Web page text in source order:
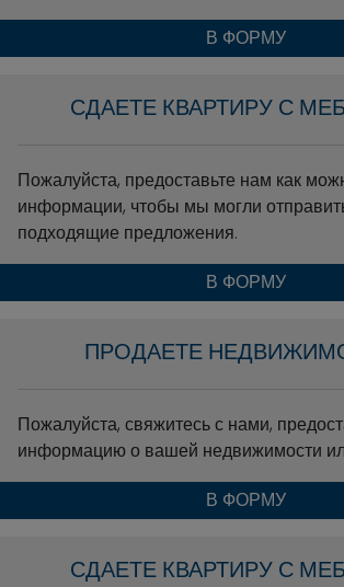
В ФОРМУ
СДАЕТЕ КВАРТИРУ С
Пожалуйста, предоставьте нам как
информации, чтобы мы могли
подходящие предложения.
В ФОРМУ
ПРОДАЕТЕ
Пожалуйста, свяжитесь с нами,
информацию о вашей недвижимости
В ФОРМУ
СДАЕТЕ КВАРТИРУ С